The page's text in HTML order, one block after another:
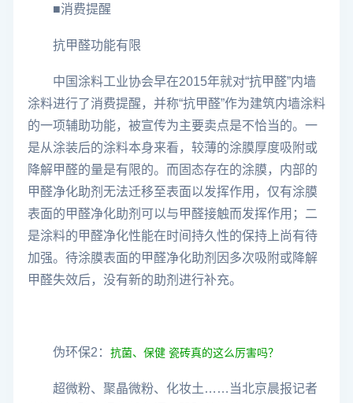
■消费提醒
抗甲醛功能有限
中国涂料工业协会早在2015年就对“抗甲醛”内墙
涂料进行了消费提醒，并称“抗甲醛”作为建筑内墙涂料
的一项辅助功能，被宣传为主要卖点是不恰当的。一
是从涂装后的涂料本身来看，较薄的涂膜厚度吸附或
降解甲醛的量是有限的。而固态存在的涂膜，内部的
甲醛净化助剂无法迁移至表面以发挥作用，仅有涂膜
表面的甲醛净化助剂可以与甲醛接触而发挥作用；二
是涂料的甲醛净化性能在时间持久性的保持上尚有待
加强。待涂膜表面的甲醛净化助剂因多次吸附或降解
甲醛失效后，没有新的助剂进行补充。
伪环保2： 抗菌、保健 瓷砖真的这么厉害吗？
超微粉、聚晶微粉、化妆土……当北京晨报记者